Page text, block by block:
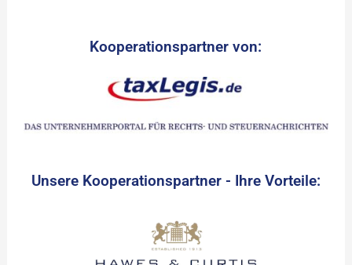
Kooperationspartner von:
Unsere Kooperationspartner - Ihre Vorteile: